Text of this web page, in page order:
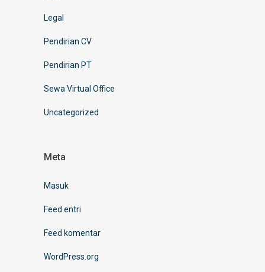
Legal
Pendirian CV
Pendirian PT
Sewa Virtual Office
Uncategorized
Meta
Masuk
Feed entri
Feed komentar
WordPress.org